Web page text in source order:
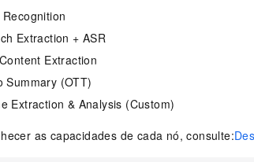
Recognition
Extraction + ASR
Extraction
Summary (OTT)
Extraction & Analysis (Custom)
as capacidades de cada nó, consulte: